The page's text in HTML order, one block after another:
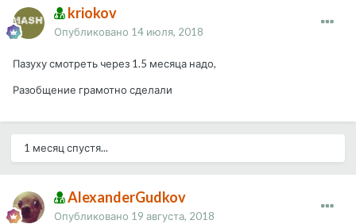
kriokov
Опубликовано 14 июля, 2018
Пазуху смотреть через 1.5 месяца надо,
Разобщение грамотно сделали
1 месяц спустя...
AlexanderGudkov
Опубликовано 19 августа, 2018